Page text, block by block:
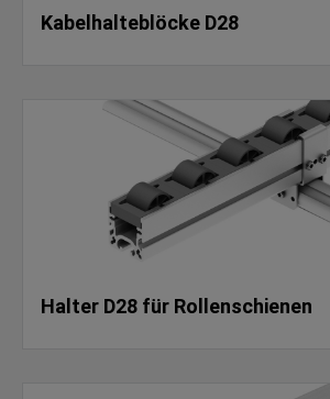
Kabelhalteblöcke D28
Halter D28 für Rollenschienen